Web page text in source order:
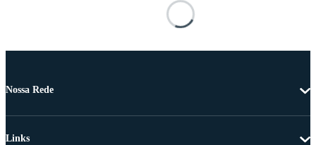
Nossa Rede
Links